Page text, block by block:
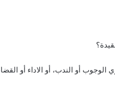
أو الندب، أو الاداء أو